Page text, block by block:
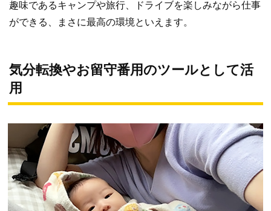
趣味であるキャンプや旅行、ドライブを楽しみながら仕事
ができる、まさに最高の環境といえます。
気分転換やお留守番用のツールとして活
用